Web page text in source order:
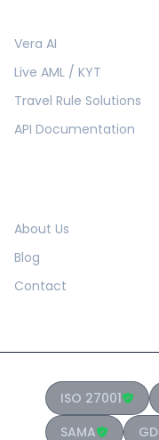
Vera AI
Live AML / KYT
Travel Rule Solutions
API Documentation
About Us
Blog
Contact
ISO 27001
SAMA